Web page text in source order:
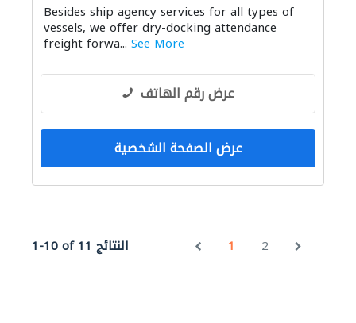
Besides ship agency services for all types of
vessels, we offer dry-docking attendance
freight forwa... See More
عرض رقم الهاتف
عرض الصفحة الشخصية
1-10 of 11 النتائج 1 2